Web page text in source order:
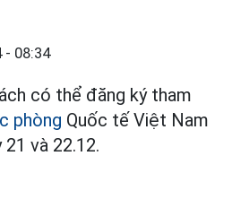
- 08:34
có thể đăng ký tham
phòng Quốc tế Việt Nam
và 22.12.